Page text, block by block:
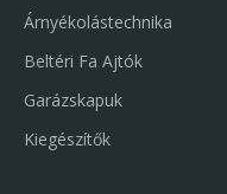
Árnyékolástechnika
Beltéri Fa Ajtók
Garázskapuk
Kiegészítők